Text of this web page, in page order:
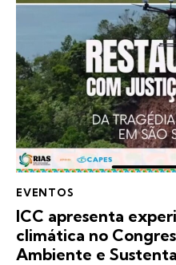
EVENTOS
ICC apresenta
climática no
Ambiente e